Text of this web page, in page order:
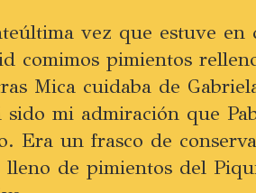
vez que estuve en
comimos pimientos
Mica cuidaba de
sido mi admiración que
Era un frasco de
lleno de pimientos del